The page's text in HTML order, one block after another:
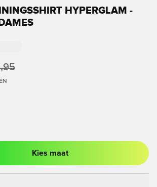
HYPERGLAM -
om in te loggen of je aan te melden als lid
Kies maat